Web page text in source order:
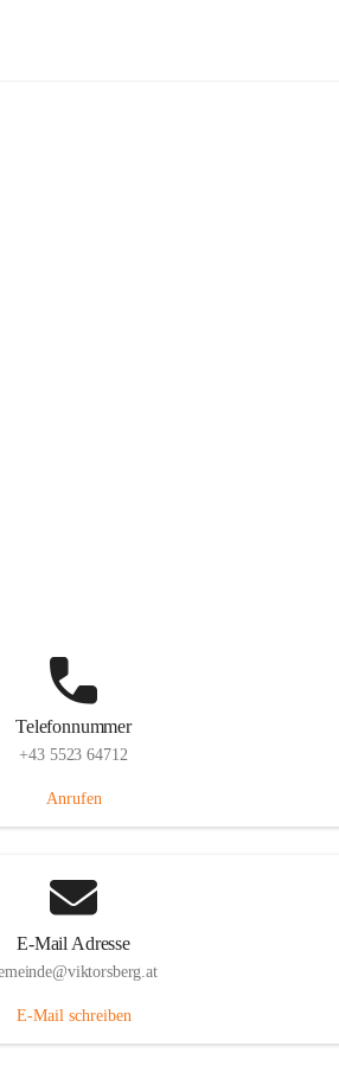
Telefonnummer
+43 5523 64712
Anrufen
E-Mail Adresse
E-Mail schreiben